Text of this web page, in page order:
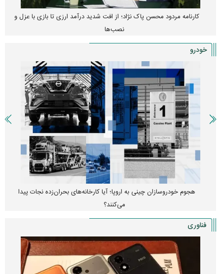
کارنامه مردود محسن پاک‌ نژاد؛ از افت شدید درآمد ارزی تا بازی با عزل و
نصب‌ها
خودرو
هجوم خودروسازان چینی به اروپا؛ آیا کارخانه‌های بحران‌زده نجات پیدا
می‌کنند؟
فناوری